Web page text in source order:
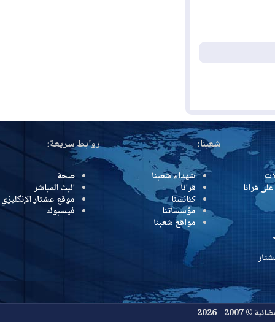
شعبنا:
شهداء شعبنا
قرانا
كنائسنا
مؤسساتنا
مواقع شعبنا
روابط سريعة:
صحة
البث المباشر
موقع عشتار الإنگليزي
فيسبوك
2026